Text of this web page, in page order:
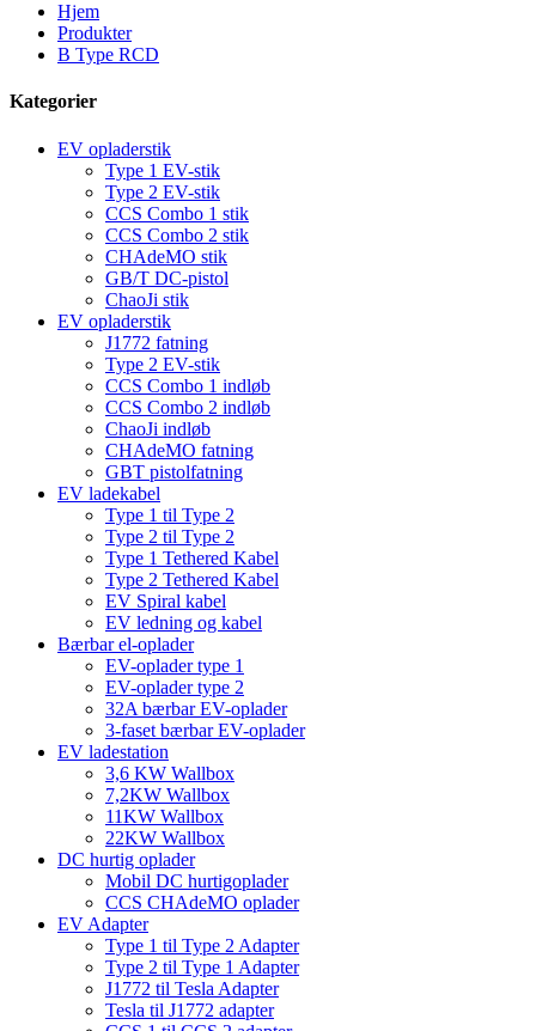
Hjem
Produkter
B Type RCD
Kategorier
EV opladerstik
Type 1 EV-stik
Type 2 EV-stik
CCS Combo 1 stik
CCS Combo 2 stik
CHAdeMO stik
GB/T DC-pistol
ChaoJi stik
EV opladerstik
J1772 fatning
Type 2 EV-stik
CCS Combo 1 indløb
CCS Combo 2 indløb
ChaoJi indløb
CHAdeMO fatning
GBT pistolfatning
EV ladekabel
Type 1 til Type 2
Type 2 til Type 2
Type 1 Tethered Kabel
Type 2 Tethered Kabel
EV Spiral kabel
EV ledning og kabel
Bærbar el-oplader
EV-oplader type 1
EV-oplader type 2
32A bærbar EV-oplader
3-faset bærbar EV-oplader
EV ladestation
3,6 KW Wallbox
7,2KW Wallbox
11KW Wallbox
22KW Wallbox
DC hurtig oplader
Mobil DC hurtigoplader
CCS CHAdeMO oplader
EV Adapter
Type 1 til Type 2 Adapter
Type 2 til Type 1 Adapter
J1772 til Tesla Adapter
Tesla til J1772 adapter